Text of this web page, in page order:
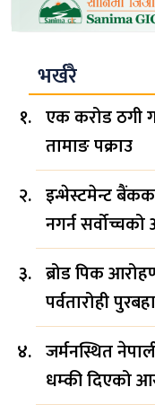
भर्खरै
एक करोड ठगी
तामाङ पक्राउ
इन्भेस्टमेन्ट
नगर्न
ब्रोड पिक
पर्वतारोही
जर्मनस्थित
धम्की दिएको